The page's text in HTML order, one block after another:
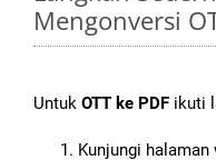
Mengonversi
Untuk OTT ke PDF ikuti
Kunjungi halaman